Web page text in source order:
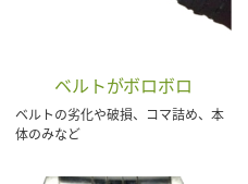
ベルトがボロボロ
ベルトの劣化や破損、コマ詰め、本
体のみなど